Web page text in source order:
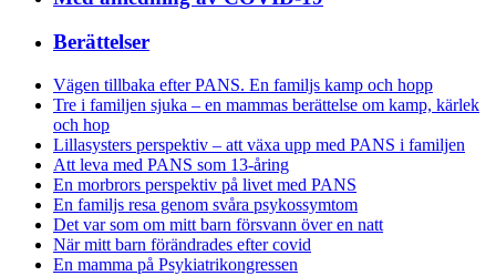
Berättelser
Vägen tillbaka efter PANS. En familjs kamp och hopp
Tre i familjen sjuka – en mammas berättelse om kamp, kärlek
och hop
Lillasysters perspektiv – att växa upp med PANS i familjen
Att leva med PANS som 13-åring
En morbrors perspektiv på livet med PANS
En familjs resa genom svåra psykossymtom
Det var som om mitt barn försvann över en natt
När mitt barn förändrades efter covid
En mamma på Psykiatrikongressen